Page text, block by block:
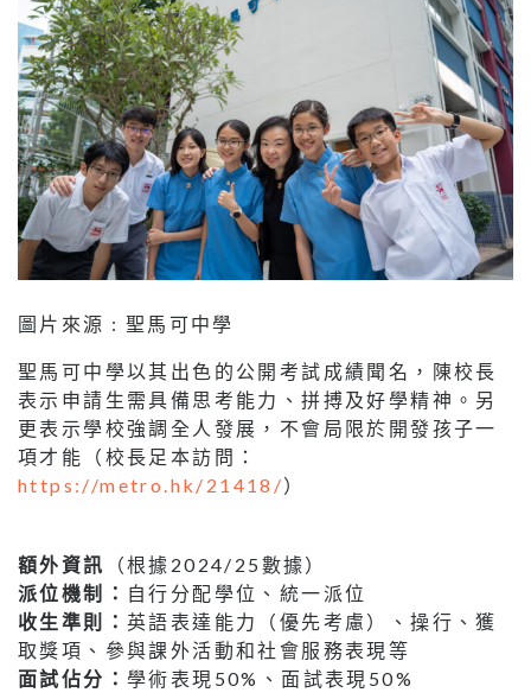
圖片來源 : 聖馬可中學
聖馬可中學以其出色的公開考試成績聞名，陳校長
表示申請生需具備思考能力、拼搏及好學精神。另
更表示學校強調全人發展，不會局限於開發孩子一
項才能（校長足本訪問：
https://metro.hk/21418/）
額外資訊
（根據2024/25數據）
派位機制： 自行分配學位、統一派位
收生準則： 英語表達能力（優先考慮）、操行、獲
取獎項、參與課外活動和社會服務表現等
面試佔分： 學術表現50%、面試表現50%